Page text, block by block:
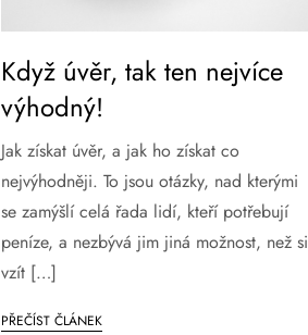
Když úvěr, tak ten nejvíce
výhodný!
Jak získat úvěr, a jak ho získat co
nejvýhodněji. To jsou otázky, nad kterými
se zamýšlí celá řada lidí, kteří potřebují
peníze, a nezbývá jim jiná možnost, než si
vzít […]
PŘEČÍST ČLÁNEK